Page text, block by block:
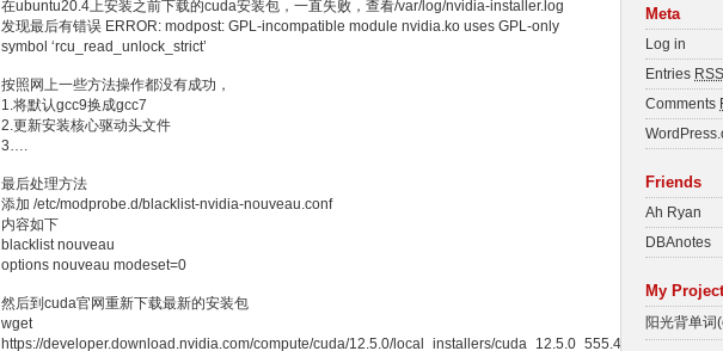
在ubuntu20.4上安装之前下载的cuda安装包，一直失败，查看/var/log/nvidia-installer.log
发现最后有错误 ERROR: modpost: GPL-incompatible module nvidia.ko uses GPL-only
symbol ‘rcu_read_unlock_strict’
按照网上一些方法操作都没有成功，
1.将默认gcc9换成gcc7
2.更新安装核心驱动头文件
3….
最后处理方法
添加 /etc/modprobe.d/blacklist-nvidia-nouveau.conf
内容如下
blacklist nouveau
options nouveau modeset=0
然后到cuda官网重新下载最新的安装包
wget
https://developer.download.nvidia.com/compute/cuda/12.5.0/local_installers/cuda_12.5.0_555.42.02_linux.run
Meta
Log in
Entries RSS
Comments
Friends
Ah Ryan
DBAnotes
My
阳光背单词